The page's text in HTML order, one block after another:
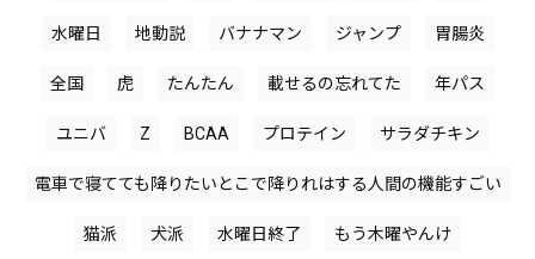
水曜日 地動説 バナナマン ジャンプ 胃腸炎
全国 虎 たんたん 載せるの忘れてた 年パス
ユニバ Z BCAA プロテイン サラダチキン
電車で寝てても降りたいとこで降りれはする人間の機能すごい
猫派 犬派 水曜日終了 もう木曜やんけ